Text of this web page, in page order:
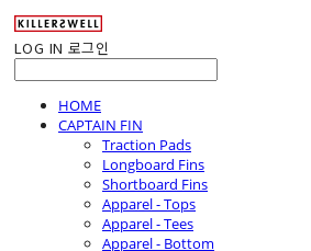
LOG IN 로그인
HOME
CAPTAIN FIN
Traction Pads
Longboard Fins
Shortboard Fins
Apparel - Tops
Apparel - Tees
Apparel - Bottom